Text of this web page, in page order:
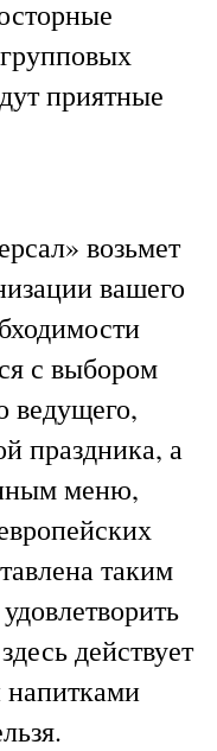
приятные
возьмет
вашего
с выбором
ведущего,
праздника, а
меню,
таким
действует